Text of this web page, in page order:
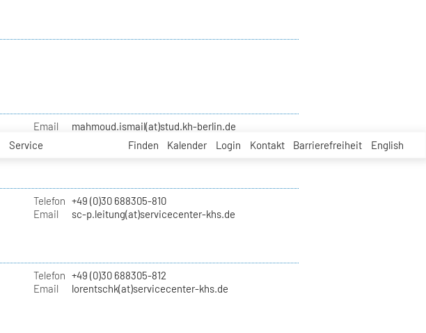
Service Finden Kalender Login Kontakt Barrierefreiheit English
Email mahmoud.ismail(at)stud.kh-berlin.de
Telefon +49 (0)30 688305-810
Email
sc-p.leitung(at)servicecenter-khs.de
Telefon +49 (0)30 688305-812
Email
lorentschk(at)servicecenter-khs.de